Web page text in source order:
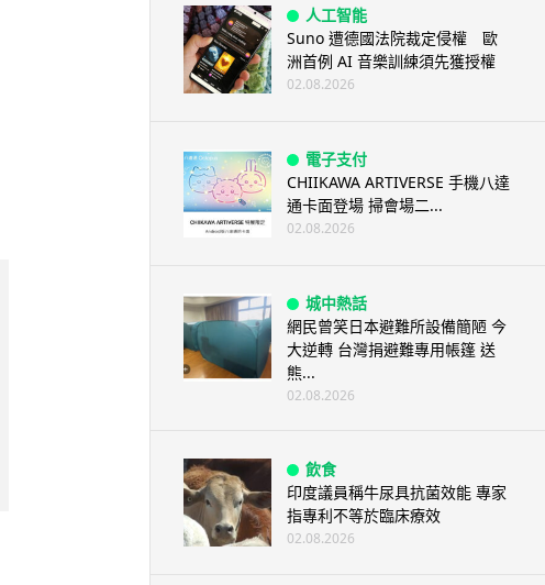
人工智能
Suno 遭德國法院裁定侵權 歐
洲首例 AI 音樂訓練須先獲授權
02.08.2026
電子支付
CHIIKAWA ARTIVERSE 手機八達
通卡面登場 掃會場二...
02.08.2026
城中熱話
網民曾笑日本避難所設備簡陋 今
大逆轉 台灣捐避難專用帳篷 送
熊...
02.08.2026
飲食
印度議員稱牛尿具抗菌效能 專家
指專利不等於臨床療效
02.08.2026